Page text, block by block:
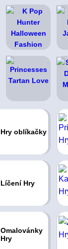
Hry oblíkačky
Líčení Hry
Omalovánky
Hry